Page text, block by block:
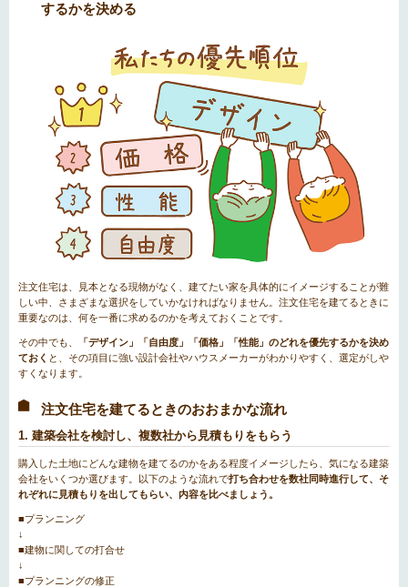
するかを決める
注文住宅は、見本となる現物がなく、建てたい家を具体的にイメージすることが難
しい中、さまざまな選択をしていかなければなりません。注文住宅を建てるときに
重要なのは、何を一番に求めるのかを考えておくことです。
その中でも、
「デザイン」「自由度」「価格」「性能」のどれを優先するかを決め
ておく と、その項目に強い設計会社やハウスメーカーがわかりやすく、選定がしや
すくなります。
注文住宅を建てるときのおおまかな流れ
1. 建築会社を検討し、複数社から見積もりをもらう
購入した土地にどんな建物を建てるのかをある程度イメージしたら、気になる建築
会社をいくつか選びます。以下のような流れで打ち合わせを数社同時進行して、そ
れぞれに見積もりを出してもらい、内容を比べましょう。
■プランニング
↓
■建物に関しての打合せ
↓
■プランニングの修正